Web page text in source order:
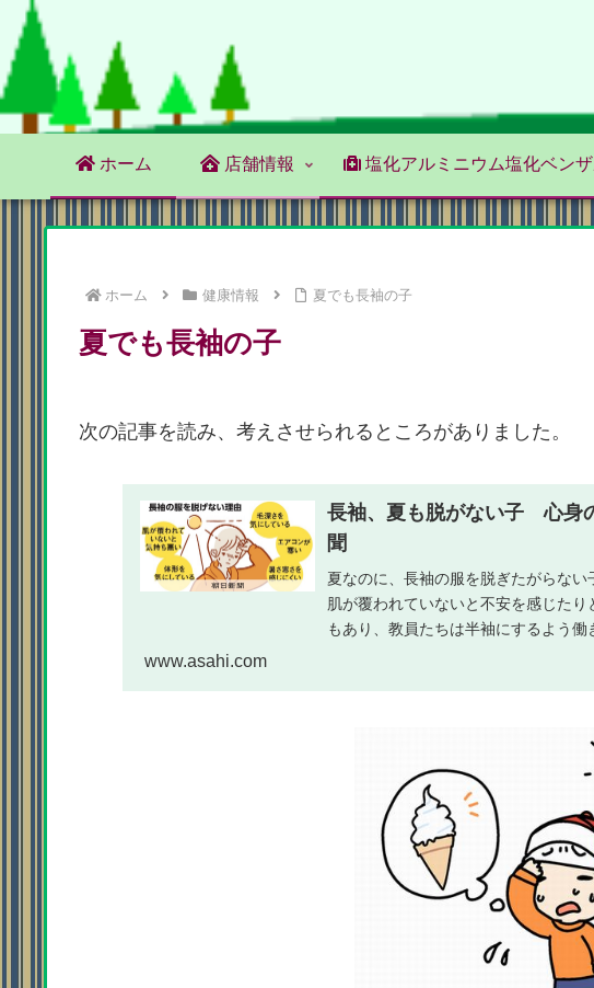
ホーム 店舗情報 塩化アルミニウム塩化ベン
ホーム 健康情報 夏でも長袖の子
夏でも長袖の子
次の記事を読み、考えさせられるところがありました。
長袖、夏も脱がない子 心身
聞
夏なのに、長袖の服を脱ぎたがらない
肌が覆われていないと不安を感じた
もあり、教員たちは半袖にするよう働
www.asahi.com